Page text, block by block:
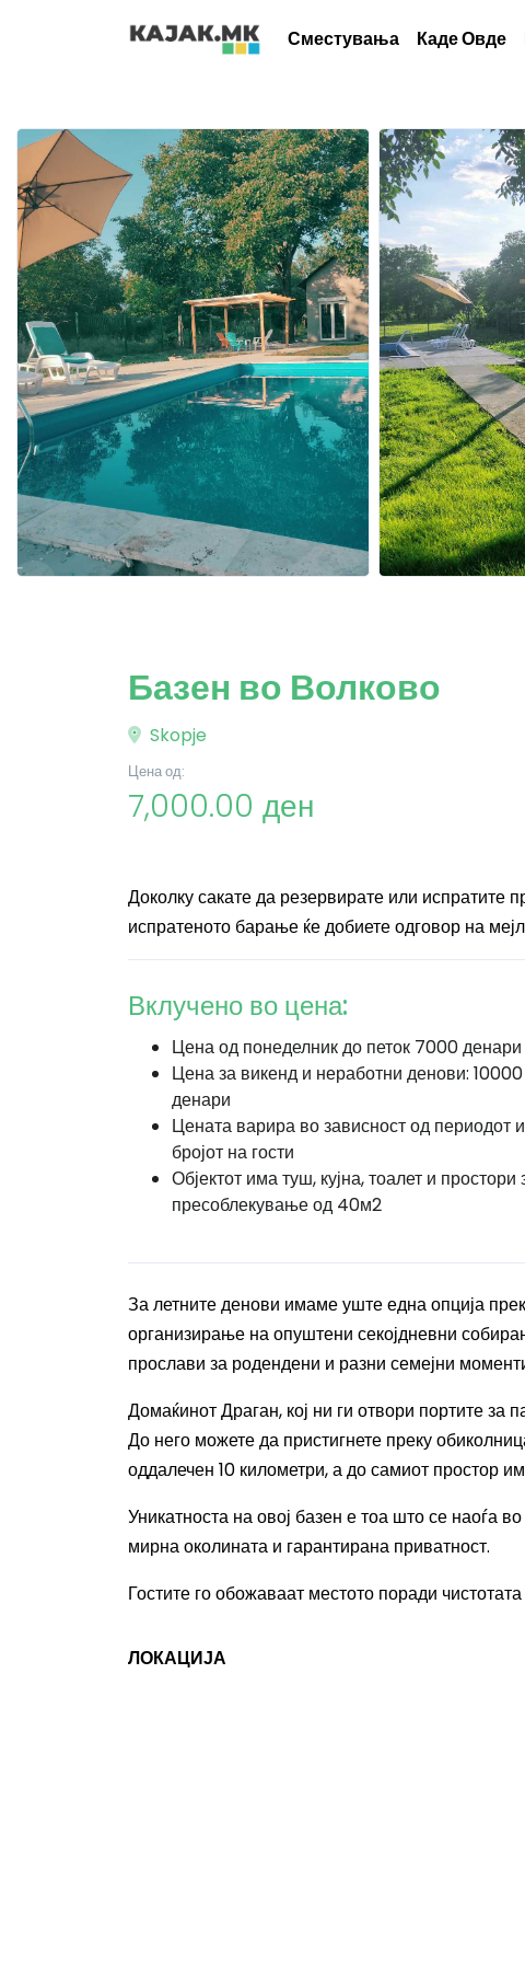
Сместувања Каде Овде
Базен во Волково
Skopje
Цена од:
7,000.00 ден
Доколку сакате да резервирате или
испратеното барање ќе добиете одговор на
Вклучено во цена:
Цена од понеделник до петок 7000 денари
Цена за викенд и неработни денови: 10000
денари
Цената варира во зависност од периодот и
бројот на гости
Објектот има туш, кујна, тоалет и простори
пресоблекување од 40м2
За летните денови имаме уште една опција
организирање на опуштени секојдневни
прослави за родендени и разни семејни
Домаќинот Драган, кој ни ги отвори портите за
До него можете да пристигнете преку
оддалечен 10 километри, а до самиот простор
Уникатноста на овој базен е тоа што се наоѓа
мирна околината и гарантирана приватност.
Гостите го обожаваат местото поради
ЛОКАЦИЈА